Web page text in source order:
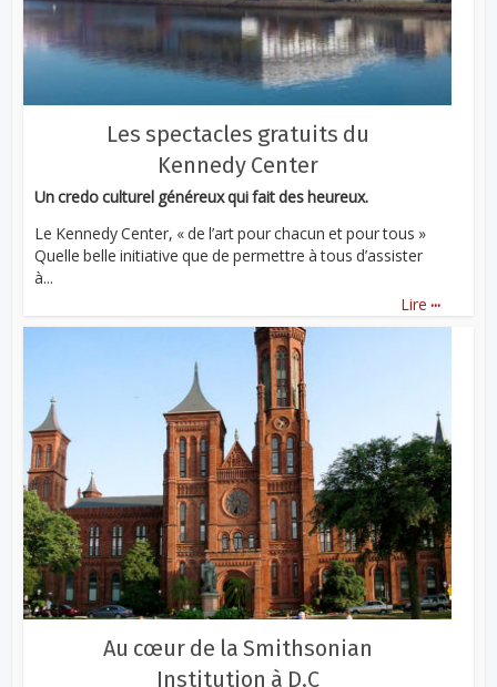
Les spectacles gratuits du
Kennedy Center
Un credo culturel généreux qui fait des heureux.
Le Kennedy Center, « de l’art pour chacun et pour tous »
Quelle belle initiative que de permettre à tous d’assister
à...
Lire ...
Au cœur de la Smithsonian
Institution à D.C